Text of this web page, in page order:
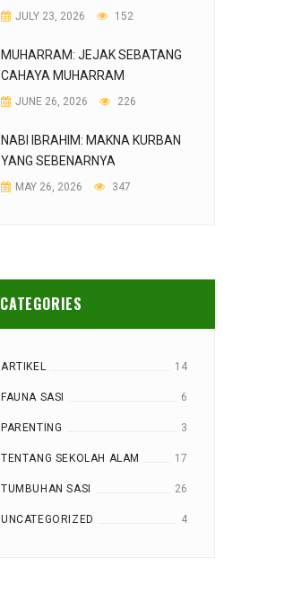
JULY 23, 2026 152
MUHARRAM: JEJAK SEBATANG
CAHAYA MUHARRAM
JUNE 26, 2026 226
NABI IBRAHIM: MAKNA KURBAN
YANG SEBENARNYA
MAY 26, 2026 347
CATEGORIES
ARTIKEL 14
FAUNA SASI 6
PARENTING 3
TENTANG SEKOLAH ALAM 17
TUMBUHAN SASI 26
UNCATEGORIZED 4